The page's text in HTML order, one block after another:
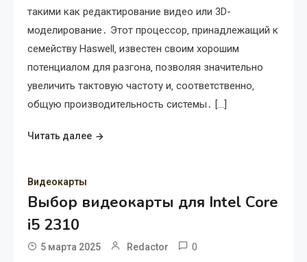
такими как редактирование видео или 3D-
моделирование․ Этот процессор‚ принадлежащий к
семейству Haswell‚ известен своим хорошим
потенциалом для разгона‚ позволяя значительно
увеличить тактовую частоту и‚ соответственно‚
общую производительность системы․ […]
Читать далее
Видеокарты
Выбор видеокарты для Intel Core
i5 2310
5 марта 2025 Redactor 0